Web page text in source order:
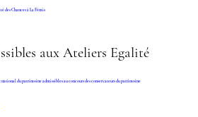
aux Ateliers Egalité